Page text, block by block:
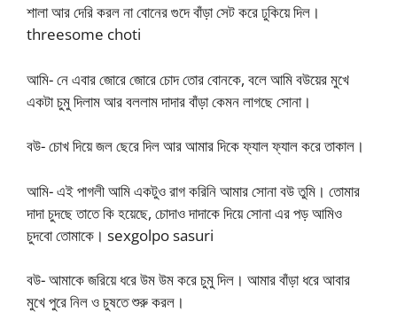
শালা আর দেরি করল না বোনের গুদে বাঁড়া সেট করে ঢুকিয়ে দিল।
threesome choti
আমি- নে এবার জোরে জোরে চোদ তোর বোনকে, বলে আমি বউয়ের মুখে
একটা চুমু দিলাম আর বললাম দাদার বাঁড়া কেমন লাগছে সোনা।
বউ- চোখ দিয়ে জল ছেরে দিল আর আমার দিকে ফ্যাল ফ্যাল করে তাকাল।
আমি- এই পাগলী আমি একটুও রাগ করিনি আমার সোনা বউ তুমি। তোমার
দাদা চুদছে তাতে কি হয়েছে, চোদাও দাদাকে দিয়ে সোনা এর পড় আমিও
চুদবো তোমাকে। sexgolpo sasuri
বউ- আমাকে জরিয়ে ধরে উম উম করে চুমু দিল। আমার বাঁড়া ধরে আবার
মুখে পুরে নিল ও চুষতে শুরু করল।